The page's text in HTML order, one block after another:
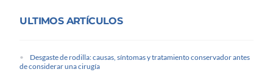
ULTIMOS ARTÍCULOS
Desgaste de rodilla: causas, síntomas y tratamiento conservador antes
de considerar una cirugía